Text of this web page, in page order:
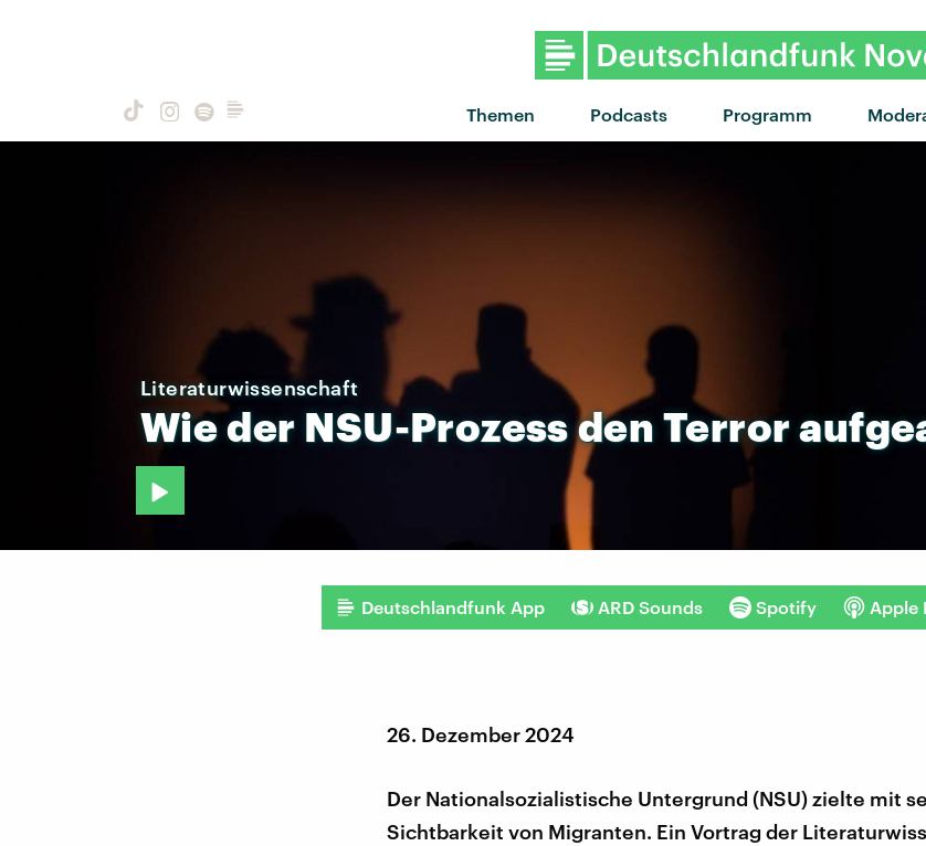
Themen Podcasts Programm
Literaturwissenschaft
Wieder NSU-Prozessden Terror
Deutschlandfunk App ARD Sounds Spotify Apple
26. Dezember 2024
Der Nationalsozialistische Untergrund (NSU) zielte mit
Sichtbarkeit von Migranten. Ein Vortrag der